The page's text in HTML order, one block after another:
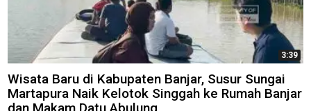
3:39
Wisata Baru di Kabupaten Banjar, Susur Sungai
Martapura Naik Kelotok Singgah ke Rumah Banjar